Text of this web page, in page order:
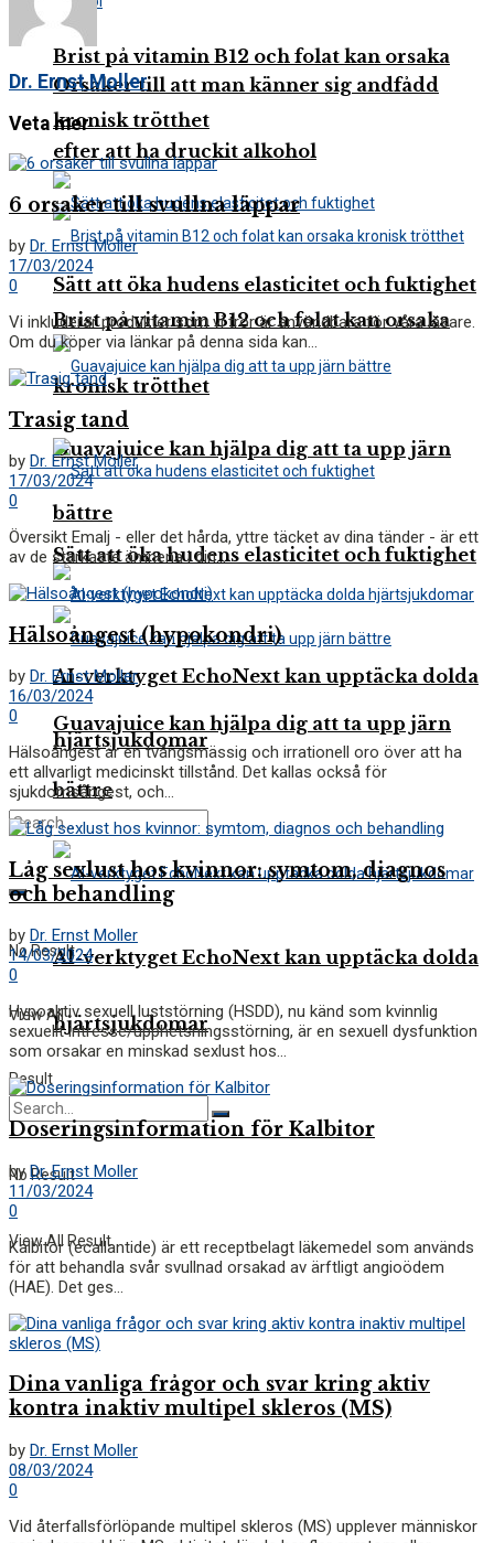
Brist på vitamin B12 och folat kan orsaka
kronisk trötthet
Sätt att öka hudens elasticitet och fuktighet
Guavajuice kan hjälpa dig att ta upp järn
bättre
AI-verktyget EchoNext kan upptäcka dolda
hjärtsjukdomar
No Result
View All
Result
Orsaker till att man känner sig andfådd
efter att ha druckit alkohol
Brist på vitamin B12 och folat kan orsaka
kronisk trötthet
Sätt att öka hudens elasticitet och fuktighet
Guavajuice kan hjälpa dig att ta upp järn
bättre
AI-verktyget EchoNext kan upptäcka dolda
hjärtsjukdomar
No Result
View All Result
Dr. Ernst Moller
Veta mer
6 orsaker till svullna läppar
by Dr. Ernst Moller
17/03/2024
0
Vi inkluderar produkter som vi tror är användbara för våra läsare.
Om du köper via länkar på denna sida kan...
Trasig tand
by Dr. Ernst Moller
17/03/2024
0
Översikt Emalj - eller det hårda, yttre täcket av dina tänder - är ett
av de starkaste ämnena i din...
Hälsoångest (hypokondri)
by Dr. Ernst Moller
16/03/2024
0
Hälsoångest är en tvångsmässig och irrationell oro över att ha
ett allvarligt medicinskt tillstånd. Det kallas också för
sjukdomsångest, och...
Låg sexlust hos kvinnor: symtom, diagnos
och behandling
by Dr. Ernst Moller
14/03/2024
0
Hypoaktiv sexuell luststörning (HSDD), nu känd som kvinnlig
sexuellt intresse/upphetsningsstörning, är en sexuell dysfunktion
som orsakar en minskad sexlust hos...
Doseringsinformation för Kalbitor
by Dr. Ernst Moller
11/03/2024
0
Kalbitor (ecallantide) är ett receptbelagt läkemedel som används
för att behandla svår svullnad orsakad av ärftligt angioödem
(HAE). Det ges...
Dina vanliga frågor och svar kring aktiv
kontra inaktiv multipel skleros (MS)
by Dr. Ernst Moller
08/03/2024
0
Vid återfallsförlöpande multipel skleros (MS) upplever människor